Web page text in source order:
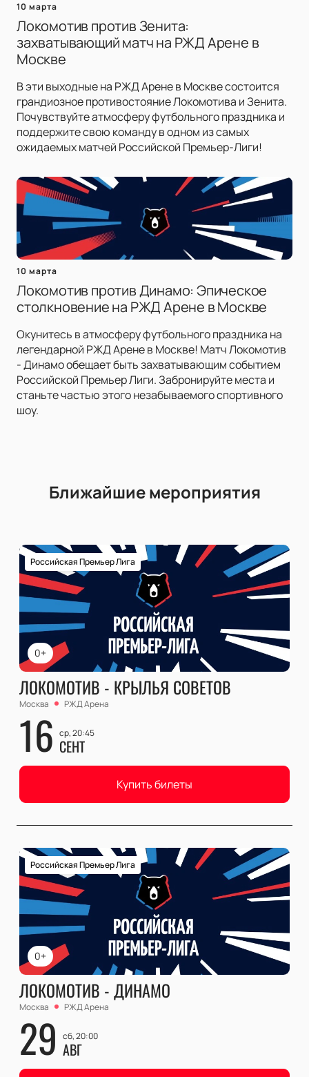
10 марта
Локомотив против Зенита:
захватывающий матч на РЖД Арене в
Москве
В эти выходные на РЖД Арене в Москве состоится
грандиозное противостояние Локомотива и Зенита.
Почувствуйте атмосферу футбольного праздника и
поддержите свою команду в одном из самых
ожидаемых матчей Российской Премьер-Лиги!
10 марта
Локомотив против Динамо: Эпическое
столкновение на РЖД Арене в Москве
Окунитесь в атмосферу футбольного праздника на
легендарной РЖД Арене в Москве! Матч Локомотив
- Динамо обещает быть захватывающим событием
Российской Премьер Лиги. Забронируйте места и
станьте частью этого незабываемого спортивного
шоу.
Ближайшие мероприятия
0+
Российская Премьер Лига
ЛОКОМОТИВ - КРЫЛЬЯ СОВЕТОВ
Москва РЖД Арена
16 ср, 20:45
СЕНТ
Купить билеты
0+
Российская Премьер Лига
ЛОКОМОТИВ - ДИНАМО
Москва РЖД Арена
29 сб, 20:00
АВГ